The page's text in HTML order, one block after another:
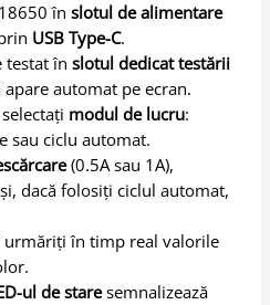
înslotul de alimentare
USB Type-C.
testat înslotul dedicat testării
automat pe ecran.
modul de lucru:
sau ciclu automat.
(0.5A sau 1A),
dacă folosiți ciclul automat,
urmăriți în timp real valorile
ul de staresemnalizează